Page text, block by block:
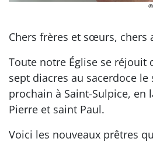
©
Chers frères et sœurs, chers
Toute notre Église se réjouit
sept diacres au sacerdoce
prochain à Saint-Sulpice, en
Pierre et saint Paul.
Voici les nouveaux prêtres